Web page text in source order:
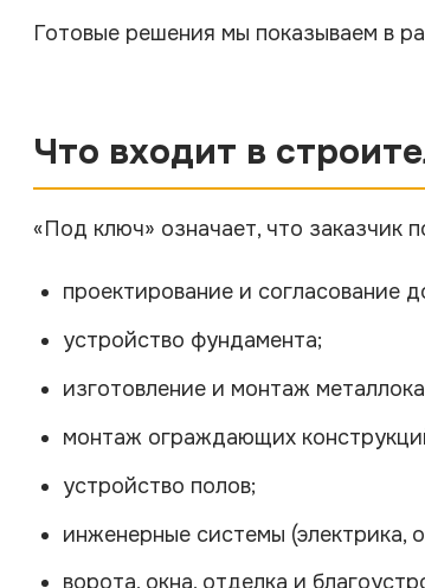
Готовые решения мы показываем в
Что входит в
«Под ключ» означает, что заказчик
проектирование и согласование
устройство фундамента;
изготовление и монтаж
монтаж ограждающих
устройство полов;
инженерные системы (электрика,
ворота, окна, отделка и